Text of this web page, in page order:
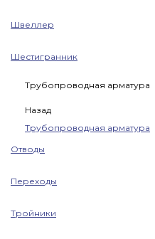
Швеллер
Шестигранник
Трубопроводная арматура
Назад
Трубопроводная арматура
Отводы
Переходы
Тройники